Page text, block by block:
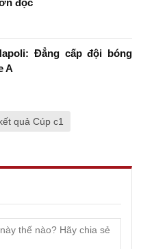
độc
Đẳng cấp đội bóng
A
quả Cúp c1